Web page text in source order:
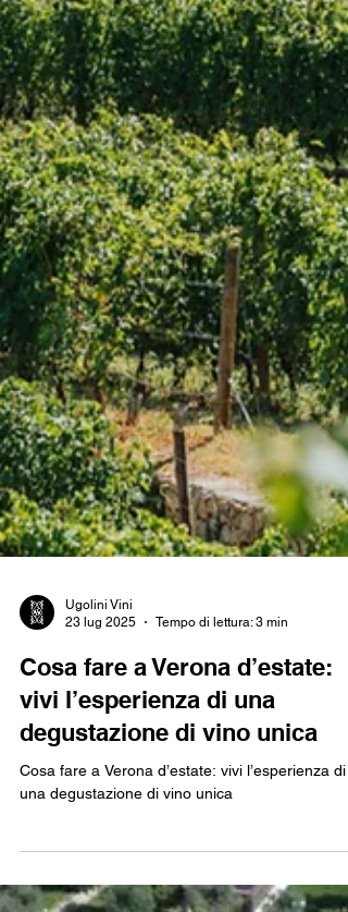
23 lug 2025
Tempo di lettura: 3 min
Cosa fare a Verona d’estate:
vivi l’esperienza di una
degustazione di vino unica